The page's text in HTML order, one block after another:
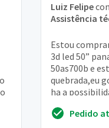
Luiz Felipe
Assistência
Estou
3d led 50”
50as700b e
quebrada,eu
ha a
Pedido